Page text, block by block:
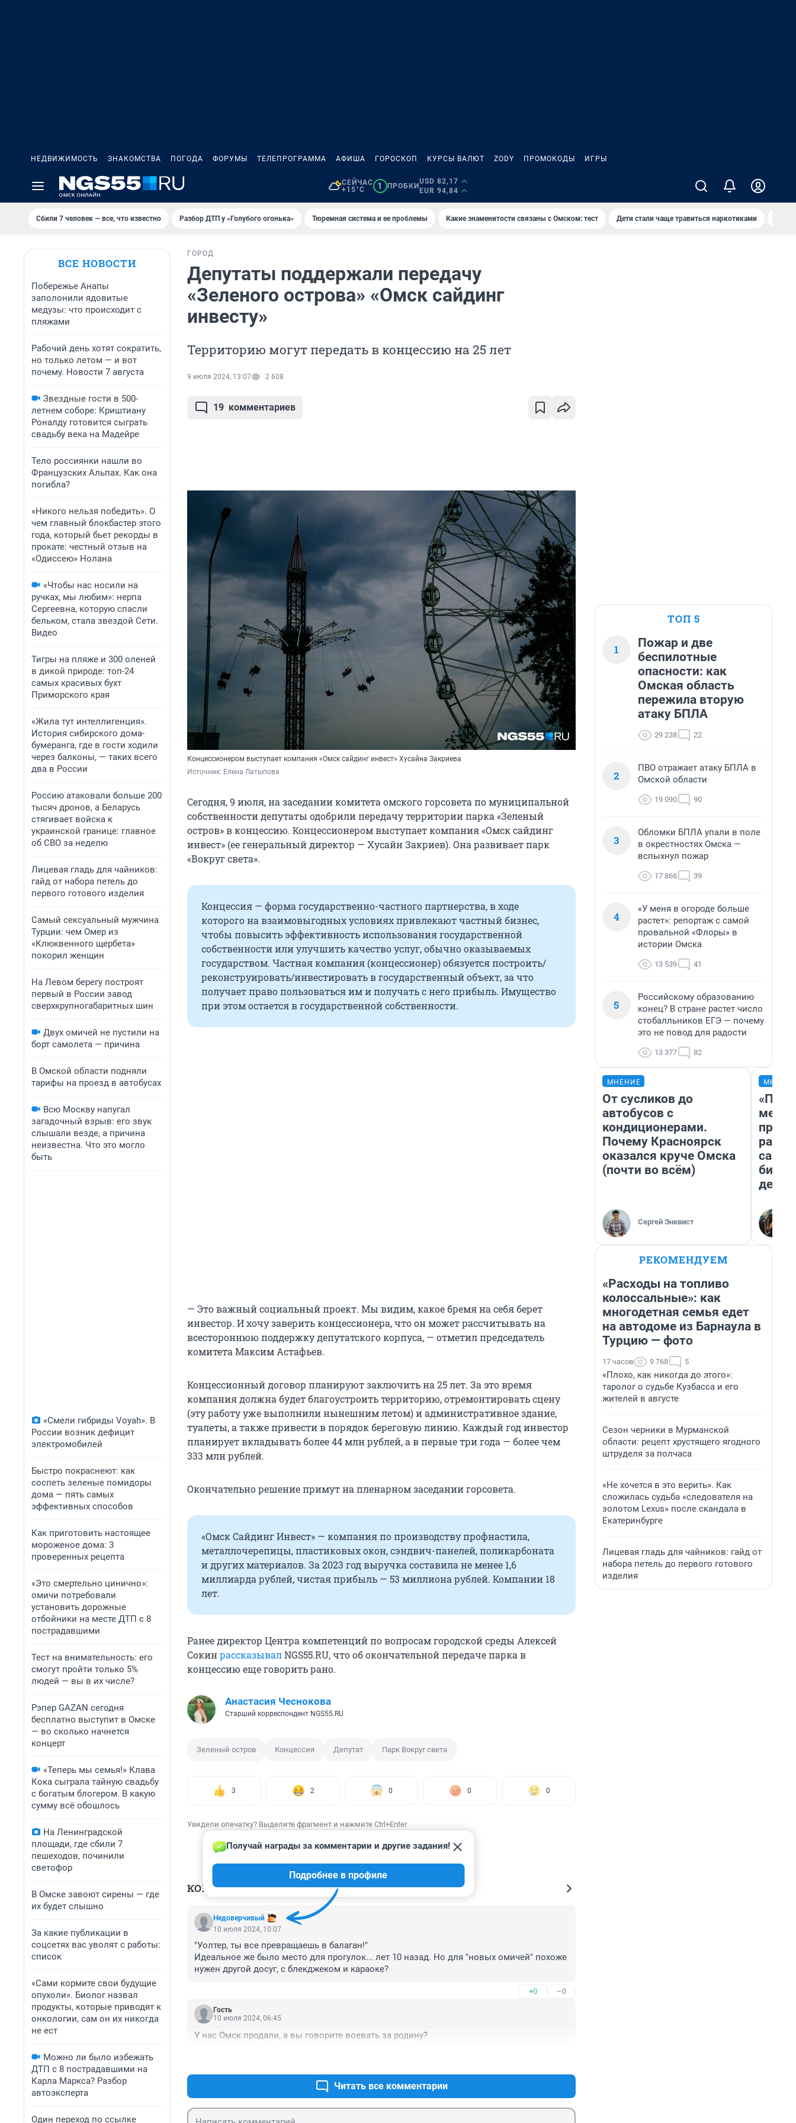
НЕДВИЖИМОСТЬ ЗНАКОМСТВА ПОГОДА ФОРУМЫ ТЕЛЕПРОГРАММА АФИША ГОРОСКОП КУРСЫ ВАЛЮТ ZODY ПРОМОКОДЫ ИГРЫ
СЕЙЧАС
+15°C
1 ПРОБКИ
USD 82,17
EUR 94,84
Сбили 7 человек — все, что известно Разбор ДТП у «Голубого огонька» Тюремная система и ее проблемы Какие знаменитости связаны с Омском: тест Дети стали чаще травиться наркотиками
ВСЕ НОВОСТИ
Побережье Анапы
заполонили ядовитые
медузы: что происходит с
пляжами
Рабочий день хотят сократить,
но только летом — и вот
почему. Новости 7 августа
Звездные гости в 500-
летнем соборе: Криштиану
Роналду готовится сыграть
свадьбу века на Мадейре
Тело россиянки нашли во
Французских Альпах. Как она
погибла?
«Никого нельзя победить». О
чем главный блокбастер этого
года, который бьет рекорды в
прокате: честный отзыв на
«Одиссею» Нолана
«Чтобы нас носили на
ручках, мы любим»: нерпа
Сергеевна, которую спасли
бельком, стала звездой Сети.
Видео
Тигры на пляже и 300 оленей
в дикой природе: топ-24
самых красивых бухт
Приморского края
«Жила тут интеллигенция».
История сибирского дома-
бумеранга, где в гости ходили
через балконы, — таких всего
два в России
Россию атаковали больше 200
тысяч дронов, а Беларусь
стягивает войска к
украинской границе: главное
об СВО за неделю
Лицевая гладь для чайников:
гайд от набора петель до
первого готового изделия
Самый сексуальный мужчина
Турции: чем Омер из
«Клюквенного щербета»
покорил женщин
На Левом берегу построят
первый в России завод
сверхкрупногабаритных шин
Двух омичей не пустили на
борт самолета — причина
В Омской области подняли
тарифы на проезд в автобусах
Всю Москву напугал
загадочный взрыв: его звук
слышали везде, а причина
неизвестна. Что это могло
быть
«Смели гибриды Voyah». В
России возник дефицит
электромобилей
Быстро покраснеют: как
соспеть зеленые помидоры
дома — пять самых
эффективных способов
Как приготовить настоящее
мороженое дома: 3
проверенных рецепта
«Это смертельно цинично»:
омичи потребовали
установить дорожные
отбойники на месте ДТП с 8
пострадавшими
Тест на внимательность: его
смогут пройти только 5%
людей — вы в их числе?
Рэпер GAZAN сегодня
бесплатно выступит в Омске
— во сколько начнется
концерт
«Теперь мы семья!» Клава
Кока сыграла тайную свадьбу
с богатым блогером. В какую
сумму всё обошлось
На Ленинградской
площади, где сбили 7
пешеходов, починили
светофор
В Омске завоют сирены — где
их будет слышно
За какие публикации в
соцсетях вас уволят с работы:
список
«Сами кормите свои будущие
опухоли». Биолог назвал
продукты, которые приводят к
онкологии, сам он их никогда
не ест
Можно ли было избежать
ДТП с 8 пострадавшими на
Карла Маркса? Разбор
автоэксперта
Один переход по ссылке
ГОРОД
Депутаты поддержали передачу
«Зеленого острова» «Омск сайдинг
инвесту»
Территорию могут передать в концессию на 25 лет
9 июля 2024, 13:07 2 608
19 комментариев
Концессионером выступает компания «Омск сайдинг инвест» Хусайна Закриева
Источник: Елена Латыпова
Сегодня, 9 июля, на заседании комитета омского горсовета по муниципальной
собственности депутаты одобрили передачу территории парка «Зеленый
остров» в концессию. Концессионером выступает компания «Омск сайдинг
инвест» (ее генеральный директор — Хусайн Закриев). Она развивает парк
«Вокруг света».
Концессия — форма государственно-частного партнерства, в ходе
которого на взаимовыгодных условиях привлекают частный бизнес,
чтобы повысить эффективность использования государственной
собственности или улучшить качество услуг, обычно оказываемых
государством. Частная компания (концессионер) обязуется построить/
реконструировать/инвестировать в государственный объект, за что
получает право пользоваться им и получать с него прибыль. Имущество
при этом остается в государственной собственности.
— Это важный социальный проект. Мы видим, какое бремя на себя берет
инвестор. И хочу заверить концессионера, что он может рассчитывать на
всестороннюю поддержку депутатского корпуса, — отметил председатель
комитета Максим Астафьев.
Концессионный договор планируют заключить на 25 лет. За это время
компания должна будет благоустроить территорию, отремонтировать сцену
(эту работу уже выполнили нынешним летом) и административное здание,
туалеты, а также привести в порядок береговую линию. Каждый год инвестор
планирует вкладывать более 44 млн рублей, а в первые три года — более чем
333 млн рублей.
Окончательно решение примут на пленарном заседании горсовета.
«Омск Сайдинг Инвест» — компания по производству профнастила,
металлочерепицы, пластиковых окон, сэндвич-панелей, поликарбоната
и других материалов. За 2023 год выручка составила не менее 1,6
миллиарда рублей, чистая прибыль — 53 миллиона рублей. Компании 18
лет.
Ранее директор Центра компетенций по вопросам городской среды Алексей
СокинрассказывалNGS55.RU, что об окончательной передаче парка в
концессию еще говорить рано.
Анастасия Чеснокова
Старший корреспондент NGS55.RU
Зеленый остров Концессия Депутат Парк Вокруг света
3 2 0 0 0
Увидели опечатку? Выделите фрагмент и нажмите Ctrl+Enter
КОММЕНТАРИИ 19
Недоверчивый
Получай награды за комментарии и другие задания!
Подробнее в профиле
10 июля 2024, 10:07
"Уолтер, ты все превращаешь в балаган!"
Идеальное же было место для прогулок... лет 10 назад. Но для "новых омичей" похоже
нужен другой досуг, с блекджеком и караоке?
+0 –0
Гость
10 июля 2024, 06:45
У нас Омск продали, а вы говорите воевать за родину?
Читать все комментарии
ТОП 5
1
Пожар и две
беспилотные
опасности: как
Омская область
пережила вторую
атаку БПЛА
29 238 22
2
ПВО отражает атаку БПЛА в
Омской области
19 090 90
3
Обломки БПЛА упали в поле
в окрестностях Омска —
вспыхнул пожар
17 866 39
4
«У меня в огороде больше
растет»: репортаж с самой
провальной «Флоры» в
истории Омска
13 539 41
5
Российскому образованию
конец? В стране растет число
стобалльников ЕГЭ — почему
это не повод для радости
13 377 82
МНЕНИЕ
От сусликов до
автобусов с
кондиционерами.
Почему Красноярск
оказался круче Омска
(почти во всём)
Сергей Энквист
РЕКОМЕНДУЕМ
«Расходы на топливо
колоссальные»: как
многодетная семья едет
на автодоме из Барнаула в
Турцию — фото
17 часов 9 768 5
«Плохо, как никогда до этого»:
таролог о судьбе Кузбасса и его
жителей в августе
Сезон черники в Мурманской
области: рецепт хрустящего ягодного
штруделя за полчаса
«Не хочется в это верить». Как
сложилась судьба «следователя на
золотом Lexus» после скандала в
Екатеринбурге
Лицевая гладь для чайников: гайд от
набора петель до первого готового
изделия